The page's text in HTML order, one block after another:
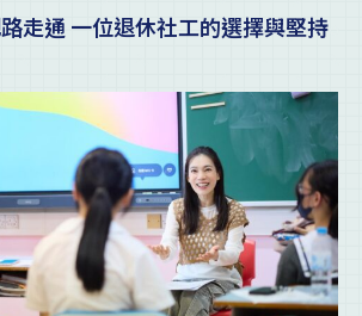
走通 一位退休社工的選擇與堅持